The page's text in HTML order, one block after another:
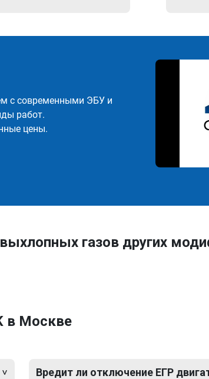
с современными ЭБУ и
работ.
цены.
газов других
в Москве
Вредит ли отключение ЕГР